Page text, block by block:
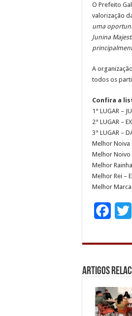
O Prefeito
valorização
uma
Junina
A
todos os
Confira a
1° LUGAR –
2° LUGAR –
3° LUGAR –
Melhor Noiva
Melhor Noivo
Melhor
Melhor Rei –
Melhor
c
b
o
o
Artigos